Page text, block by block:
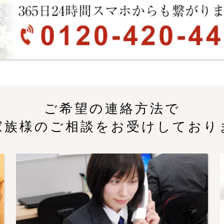
ご希望の連絡方法で
族様のご相談をお受けしており